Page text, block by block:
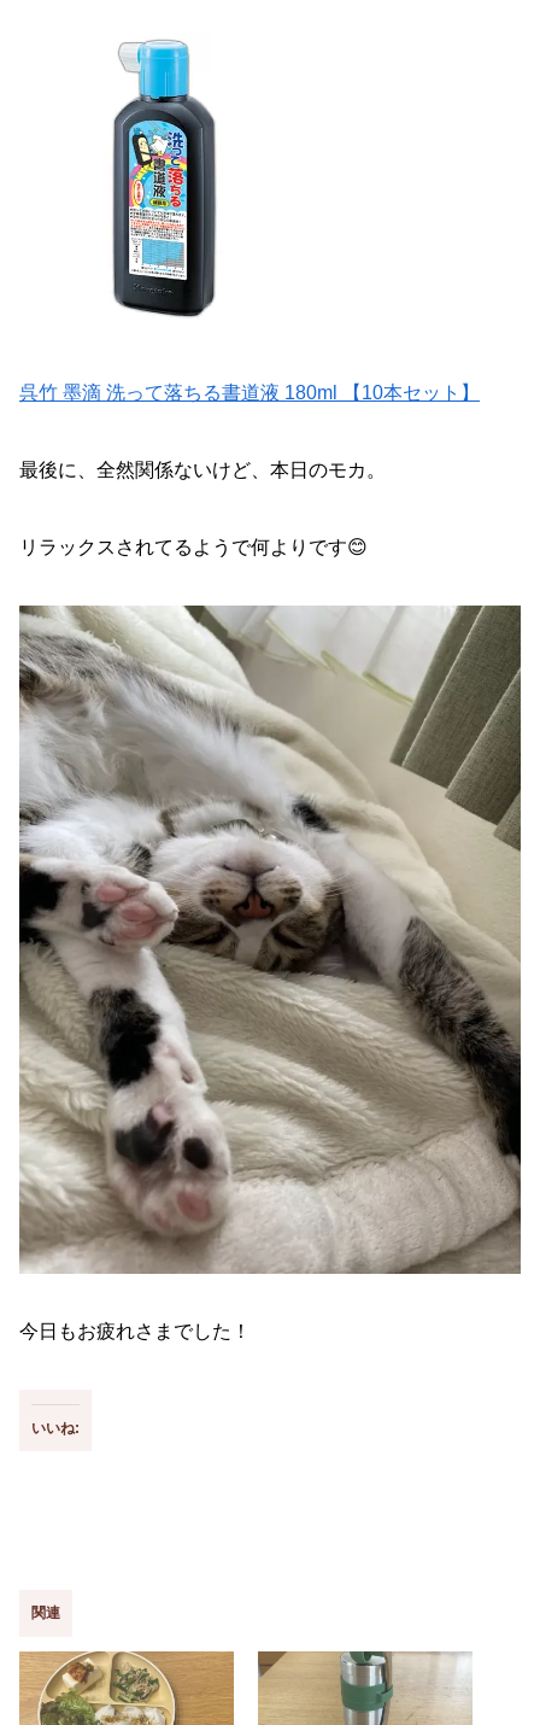
呉竹 墨滴 洗って落ちる書道液 180ml 【10本セット】
最後に、全然関係ないけど、本日のモカ。
リラックスされてるようで何よりです😊
今日もお疲れさまでした！
いいね:
関連